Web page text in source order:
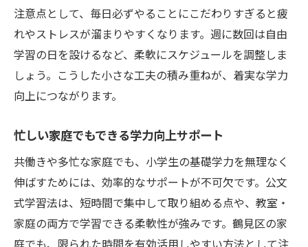
注意点として、毎日必ずやることにこだわりすぎると疲
れやストレスが溜まりやすくなります。週に数回は自由
学習の日を設けるなど、柔軟にスケジュールを調整しま
しょう。こうした小さな工夫の積み重ねが、着実な学力
向上につながります。
忙しい家庭でもできる学力向上サポート
共働きや多忙な家庭でも、小学生の基礎学力を無理なく
伸ばすためには、効率的なサポートが不可欠です。公文
式学習法は、短時間で集中して取り組める点や、教室・
家庭の両方で学習できる柔軟性が強みです。鶴見区の家
庭でも、限られた時間を有効活用しやすい方法として注